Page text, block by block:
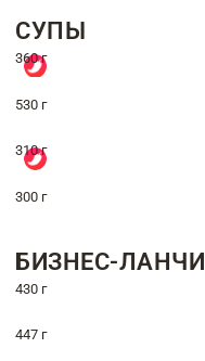
СУПЫ
360 г
530 г
310 г
300 г
БИЗНЕС-ЛАНЧИ
430 г
447 г